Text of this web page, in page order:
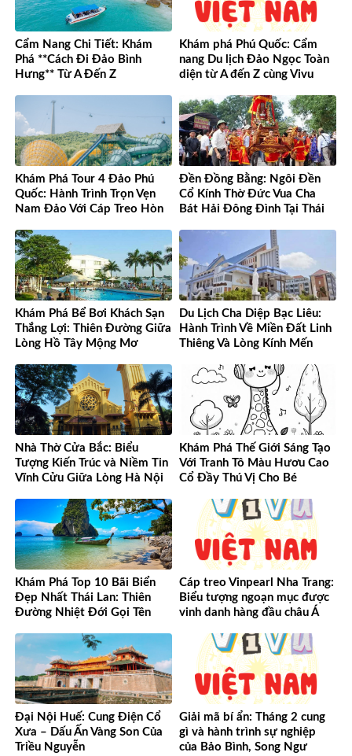
Cẩm Nang Chi Tiết: Khám
Phá **Cách Đi Đảo Bình
Hưng** Từ A Đến Z
Khám phá Phú Quốc: Cẩm
nang Du lịch Đảo Ngọc Toàn
diện từ A đến Z cùng Vivu
Khám Phá Tour 4 Đảo Phú
Quốc: Hành Trình Trọn Vẹn
Nam Đảo Với Cáp Treo Hòn
Đền Đồng Bằng: Ngôi Đền
Cổ Kính Thờ Đức Vua Cha
Bát Hải Đông Đình Tại Thái
Khám Phá Bể Bơi Khách Sạn
Thắng Lợi: Thiên Đường Giữa
Lòng Hồ Tây Mộng Mơ
Du Lịch Cha Diệp Bạc Liêu:
Hành Trình Về Miền Đất Linh
Thiêng Và Lòng Kính Mến
Nhà Thờ Cửa Bắc: Biểu
Tượng Kiến Trúc và Niềm Tin
Vĩnh Cửu Giữa Lòng Hà Nội
Khám Phá Thế Giới Sáng Tạo
Với Tranh Tô Màu Hươu Cao
Cổ Đầy Thú Vị Cho Bé
Khám Phá Top 10 Bãi Biển
Đẹp Nhất Thái Lan: Thiên
Đường Nhiệt Đới Gọi Tên
Cáp treo Vinpearl Nha Trang:
Biểu tượng ngoạn mục được
vinh danh hàng đầu châu Á
Đại Nội Huế: Cung Điện Cổ
Xưa – Dấu Ấn Vàng Son Của
Triều Nguyễn
Giải mã bí ẩn: Tháng 2 cung
gì và hành trình sự nghiệp
của Bảo Bình, Song Ngư